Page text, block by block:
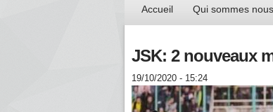
Accueil Qui sommes
JSK: 2 nouveaux
19/10/2020 - 15:24